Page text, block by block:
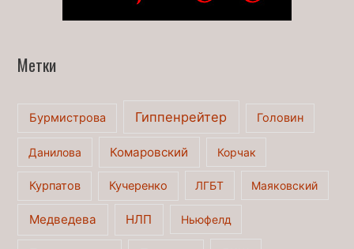
Метки
Бурмистрова Гиппенрейтер Головин
Данилова Комаровский Корчак
Курпатов Кучеренко ЛГБТ Маяковский
Медведева НЛП Ньюфелд